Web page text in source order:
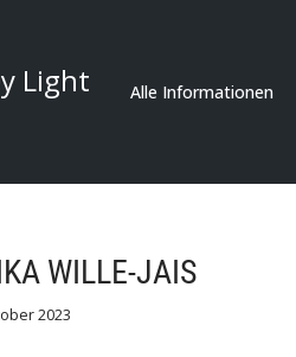
Light Alle Informationen
WILLE-JAIS
2023